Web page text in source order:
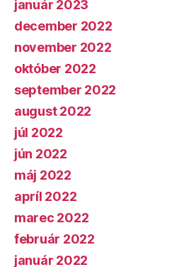
január 2023
december 2022
november 2022
október 2022
september 2022
august 2022
júl 2022
jún 2022
máj 2022
apríl 2022
marec 2022
február 2022
január 2022